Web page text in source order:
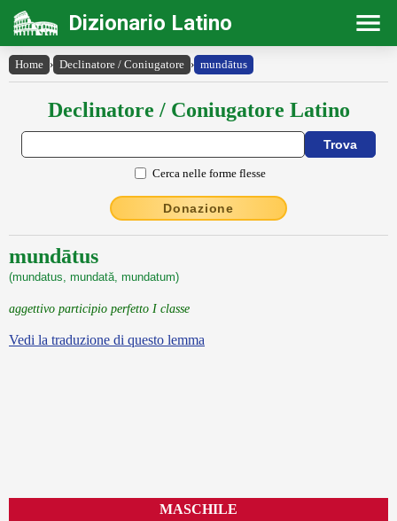
Dizionario Latino
Home › Declinatore / Coniugatore › mundātus
Declinatore / Coniugatore Latino
Cerca nelle forme flesse
Donazione
mundātus
(mundatus, mundată, mundatum)
aggettivo participio perfetto I classe
Vedi la traduzione di questo lemma
MASCHILE